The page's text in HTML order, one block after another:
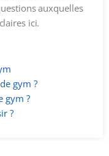
auxquelles
ici.
gym ?
gym ?
?